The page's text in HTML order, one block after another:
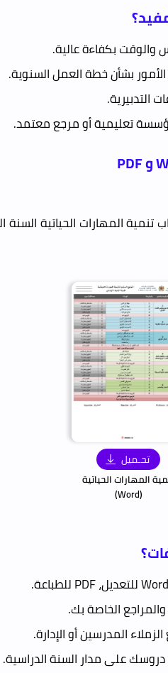
والوقت بكفاءة عالية.
بشأن خطة العمل السنوية.
التدبيرية.
تعليمية أو مرجع معتمد.
تحـميل
المهارات الحياتية
(Word)